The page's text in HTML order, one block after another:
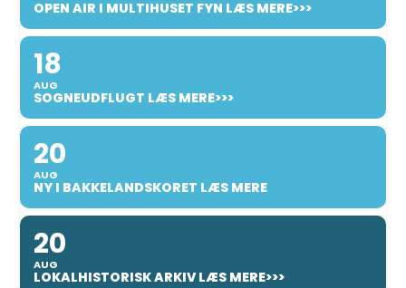
OPEN AIR I MULTIHUSET FYN LÆS MERE>>>
18
AUG
SOGNEUDFLUGT LÆS MERE>>>
20
AUG
NY I BAKKELANDSKORET LÆS MERE
20
AUG
LOKALHISTORISK ARKIV LÆS MERE>>>